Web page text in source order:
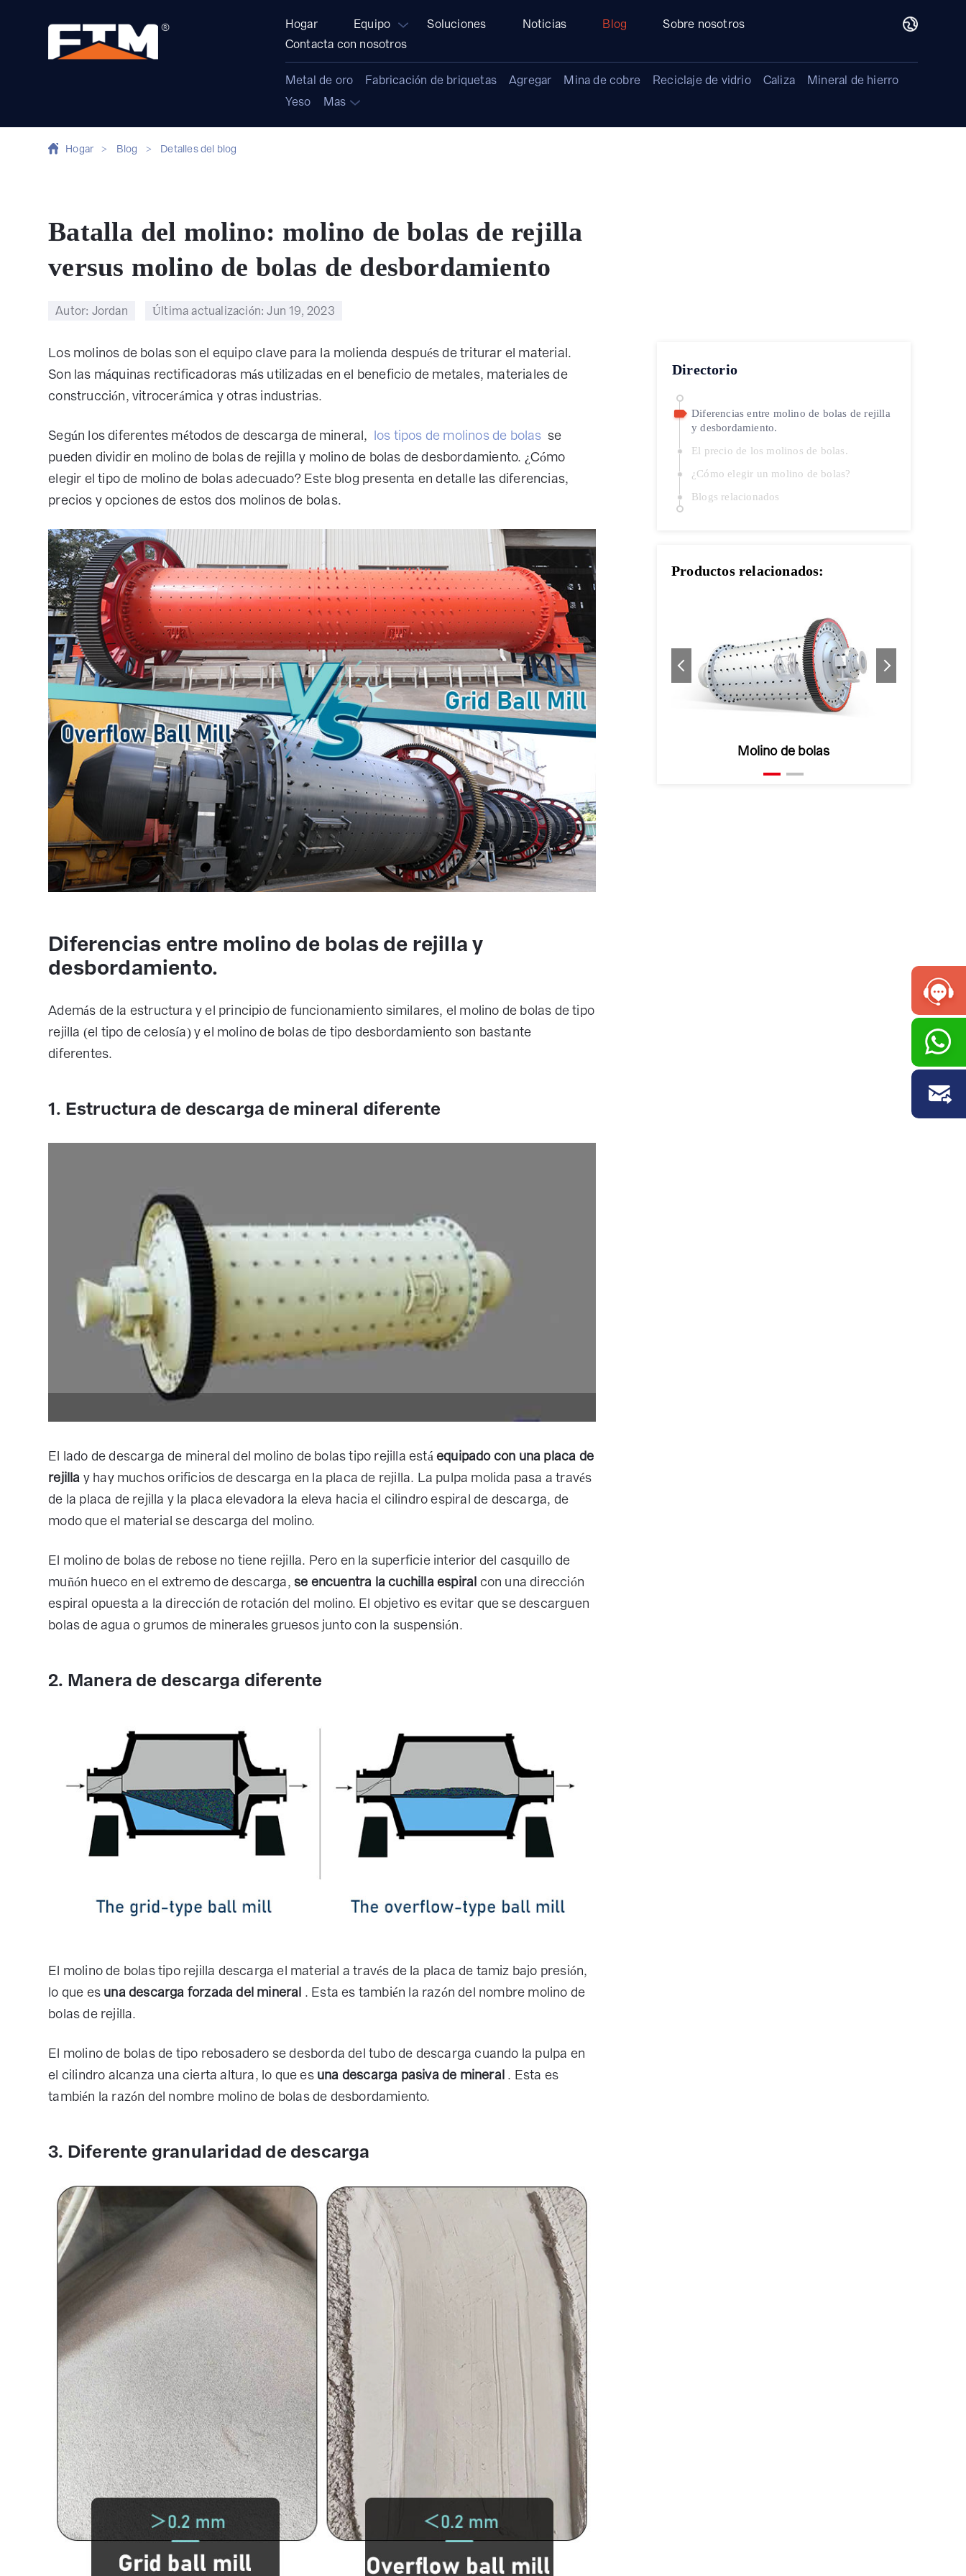
Hogar Equipo Soluciones Noticias Blog
Sobre nosotros
Contacta con nosotros
Metal de oro Fabricación de briquetas Agregar Mina de cobre Reciclaje de vidrio Caliza
Mineral de hierro
Yeso
Mas
Hogar > Blog > Detalles del blog
Batalla del molino: molino de bolas de rejilla
versus molino de bolas de desbordamiento
Autor: Jordan Última actualización:Jun 19, 2023
Los molinos de bolas son el equipo clave para la molienda después de triturar el material.
Son las máquinas rectificadoras más utilizadas en el beneficio de metales, materiales de
construcción, vitrocerámica y otras industrias.
Según los diferentes métodos de descarga de mineral, los tipos de molinos de bolas se
pueden dividir en molino de bolas de rejilla y molino de bolas de desbordamiento. ¿Cómo
elegir el tipo de molino de bolas adecuado? Este blog presenta en detalle las diferencias,
precios y opciones de estos dos molinos de bolas.
Diferencias entre molino de bolas de rejilla y
desbordamiento.
Además de la estructura y el principio de funcionamiento similares, el molino de bolas de tipo
rejilla (el tipo de celosía) y el molino de bolas de tipo desbordamiento son bastante
diferentes.
1. Estructura de descarga de mineral diferente
El lado de descarga de mineral del molino de bolas tipo rejilla estáequipado con una placa de
rejilla y hay muchos orificios de descarga en la placa de rejilla. La pulpa molida pasa a través
de la placa de rejilla y la placa elevadora la eleva hacia el cilindro espiral de descarga, de
modo que el material se descarga del molino.
El molino de bolas de rebose no tiene rejilla. Pero en la superficie interior del casquillo de
muñón hueco en el extremo de descarga,se encuentra la cuchilla espiral con una dirección
espiral opuesta a la dirección de rotación del molino. El objetivo es evitar que se descarguen
bolas de agua o grumos de minerales gruesos junto con la suspensión.
2. Manera de descarga diferente
El molino de bolas tipo rejilla descarga el material a través de la placa de tamiz bajo presión,
lo que es una descarga forzada del mineral . Esta es también la razón del nombre molino de
bolas de rejilla.
El molino de bolas de tipo rebosadero se desborda del tubo de descarga cuando la pulpa en
el cilindro alcanza una cierta altura, lo que es una descarga pasiva de mineral . Esta es
también la razón del nombre molino de bolas de desbordamiento.
3. Diferente granularidad de descarga
Directorio
Diferencias entre molino de bolas de rejilla
y desbordamiento.
El precio de los molinos de bolas.
¿Cómo elegir un molino de bolas?
Blogs relacionados
Productos relacionados:
Bola de acero de molienda